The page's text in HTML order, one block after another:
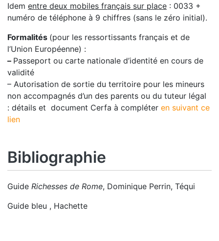
Idem entre deux mobiles français sur place : 0033 +
numéro de téléphone à 9 chiffres (sans le zéro initial).
Formalités (pour les ressortissants français et de
l’Union Européenne) :
– Passeport ou carte nationale d’identité en cours de
validité
– Autorisation de sortie du territoire pour les mineurs
non accompagnés d’un des parents ou du tuteur légal
: détails et document Cerfa à compléter en suivant ce
lien
Bibliographie
Guide Richesses de Rome, Dominique Perrin, Téqui
Guide bleu , Hachette